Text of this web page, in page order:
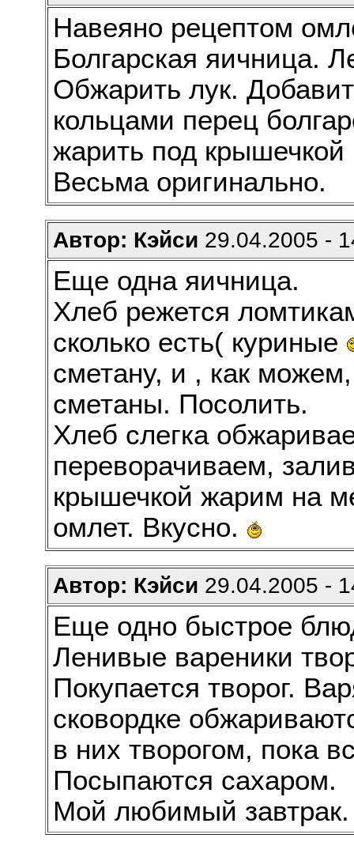
Навеяно рецептом
Болгарская яичница.
Обжарить лук.
кольцами перец
жарить под
Весьма оригинально.
Автор: Кэйси 29.04.2005 -
Еще одна яичница.
Хлеб режется
сколько есть( куриные
сметану, и , как
сметаны. Посолить.
Хлеб слегка
переворачиваем,
крышечкой жарим на
омлет. Вкусно.
Автор: Кэйси 29.04.2005 -
Еще одно быстрое
Ленивые вареники
Покупается творог.
сковордке
в них творогом, пока
Посыпаются сахаром.
Мой любимый завтрак.